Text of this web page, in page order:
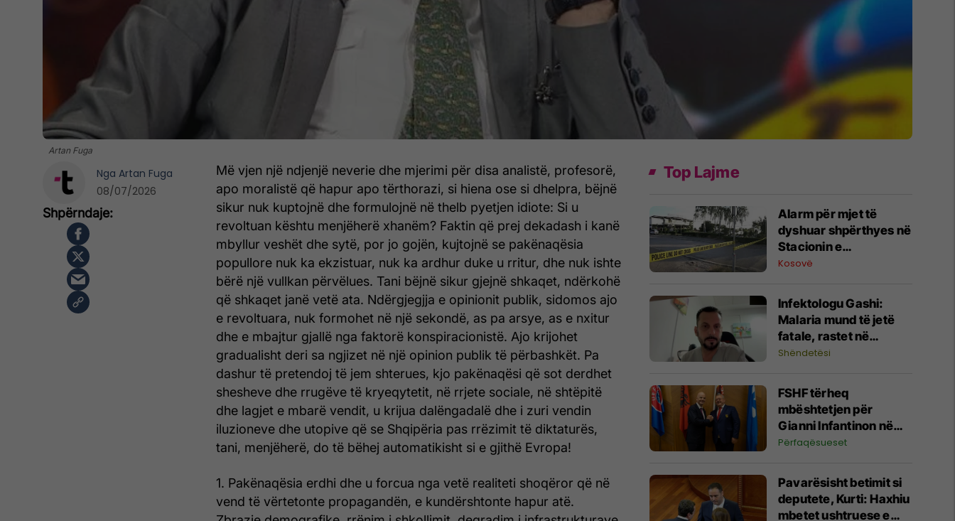
Artan Fuga
Më vjen një ndjenjë neverie dhe mjerimi për disa analistë, profesorë,
apo moralistë që hapur apo tërthorazi, si hiena ose si dhelpra, bëjnë
sikur nuk kuptojnë dhe formulojnë në thelb pyetjen idiote: Si u
revoltuan kështu menjëherë xhanëm? Faktin që prej dekadash i kanë
mbyllur veshët dhe sytë, por jo gojën, kujtojnë se pakënaqësia
popullore nuk ka ekzistuar, nuk ka ardhur duke u rritur, dhe nuk ishte
bërë një vullkan përvëlues. Tani bëjnë sikur gjejnë shkaqet, ndërkohë
që shkaqet janë vetë ata. Ndërgjegjja e opinionit publik, sidomos ajo
e revoltuara, nuk formohet në një sekondë, as pa arsye, as e nxitur
dhe e mbajtur gjallë nga faktorë konspiracionistë. Ajo krijohet
gradualisht deri sa ngjizet në një opinion publik të përbashkët. Pa
dashur të pretendoj të jem shterues, kjo pakënaqësi që sot derdhet
shesheve dhe rrugëve të kryeqytetit, në rrjete sociale, në shtëpitë
dhe lagjet e mbarë vendit, u krijua dalëngadalë dhe i zuri vendin
iluzioneve dhe utopive që se Shqipëria pas rrëzimit të diktaturës,
tani, menjëherë, do të bëhej automatikisht si e gjithë Evropa!
1. Pakënaqësia erdhi dhe u forcua nga vetë realiteti shoqëror që në
vend të vërtetonte propagandën, e kundërshtonte hapur atë.
Nga Artan Fuga
08/07/2026
Top Lajme
Alarm për mjet të
dyshuar shpërthyes në
Stacionin e
Autobusëve në
vendngjarje
Kosovë
​Infektologu Gashi:
Malaria mund të jetë
fatale, rastet në
Kosovë janë të
Shëndetësi
FSHF tërheq
mbështetjen për
Gianni Infantinon në
garën për president të
Përfaqësueset
Pavarësisht betimit si
deputete, Kurti: Haxhiu
mbetet ushtruese e